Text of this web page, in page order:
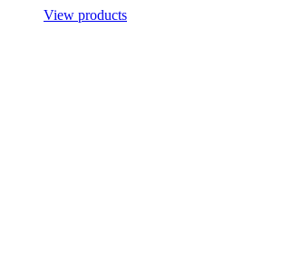
View products